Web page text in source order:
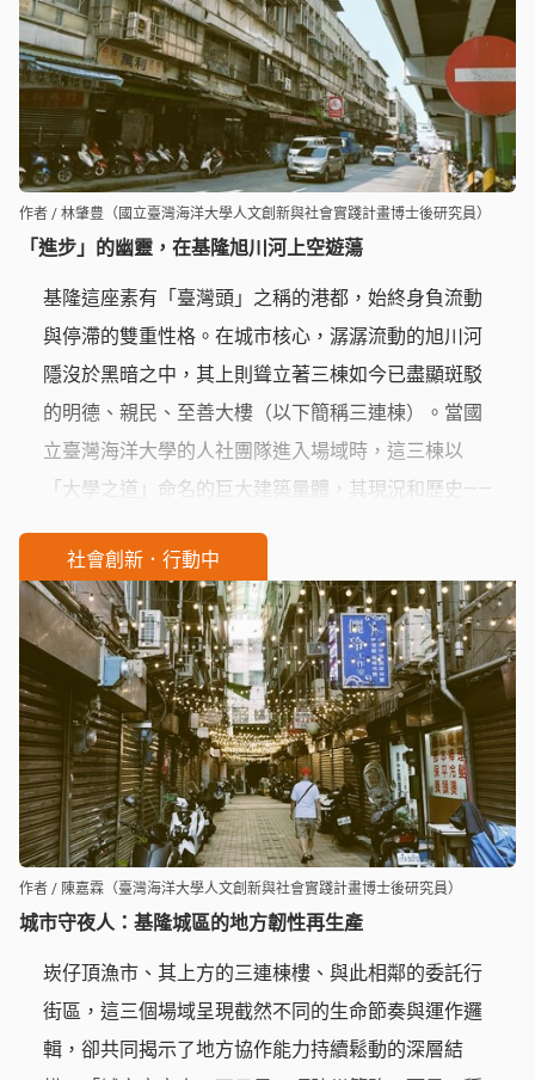
「進步」的幽靈，在基隆旭川河上空遊蕩
作者 / 林肇豊（國立臺灣海洋大學人文創新與社會實踐計畫博士後研究員）
基隆這座素有「臺灣頭」之稱的港都，始終身負流動
與停滯的雙重性格。在城市核心，潺潺流動的旭川河
隱沒於黑暗之中，其上則聳立著三棟如今已盡顯斑駁
的明德、親民、至善大樓（以下簡稱三連棟）。當國
立臺灣海洋大學的人社團隊進入場域時，這三棟以
「大學之道」命名的巨大建築量體，其現況和歷史――
那關於進步的承諾與失落――立即吸引了我的目光。
社會創新．行動中
城市守夜人：基隆城區的地方韌性再生產
作者 / 陳嘉霖（臺灣海洋大學人文創新與社會實踐計畫博士後研究員）
崁仔頂漁市、其上方的三連棟樓、與此相鄰的委託行
街區，這三個場域呈現截然不同的生命節奏與運作邏
輯，卻共同揭示了地方協作能力持續鬆動的深層結